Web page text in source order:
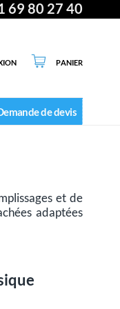
69 80 27 40
Panier
de devis
et de
adaptées